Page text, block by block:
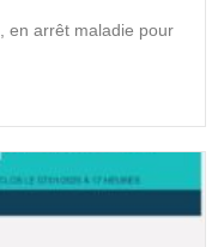
en arrêt maladie pour